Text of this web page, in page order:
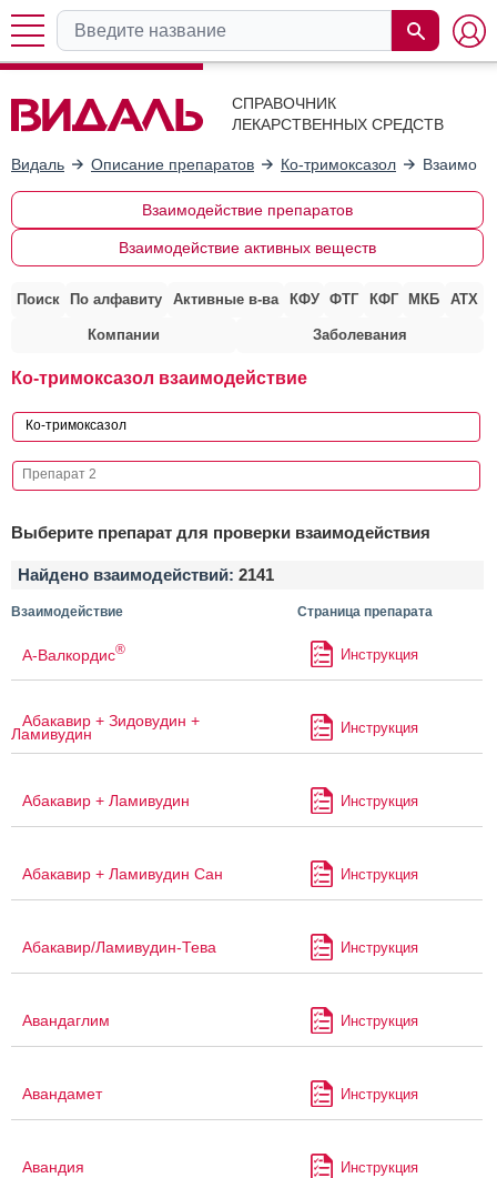
СПРАВОЧНИК
ЛЕКАРСТВЕННЫХ СРЕДСТВ
Видаль Описание препаратов Ко-тримоксазол
Взаимодействие препаратов
Взаимодействие активных веществ
Поиск По алфавиту Активные в-ва КФУ ФТГ КФГ МКБ АТХ
Компании Заболевания
Ко-тримоксазол взаимодействие
Выберите препарат для проверки взаимодействия
Найдено взаимодействий: 2141
Взаимодействие Страница препарата
А-Валкордис® Инструкция
Абакавир + Зидовудин +
Ламивудин Инструкция
Абакавир + Ламивудин Инструкция
Абакавир + Ламивудин Сан Инструкция
Абакавир/Ламивудин-Тева Инструкция
Авандаглим Инструкция
Авандамет Инструкция
Авандия Инструкция